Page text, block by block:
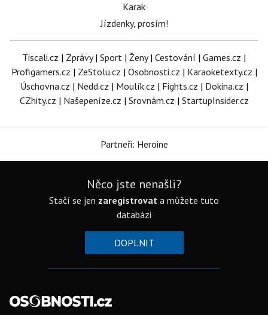
Karak
Jízdenky, prosím!
Tiscali.cz | Zprávy| Sport | Ženy| Cestování | Games.cz |
Profigamers.cz | ZeStolu.cz | Osobnosti.cz | Karaoketexty.cz |
Úschovna.cz | Nedd.cz | Moulík.cz | Fights.cz | Dokina.cz |
CZhity.cz | Našepeníze.cz | Srovnám.cz | StartupInsider.cz
Partneři: Heroine
Něco jste nenašli?
Stačí se jen zaregistrovat a můžete tuto
databázi
DOPLNIT